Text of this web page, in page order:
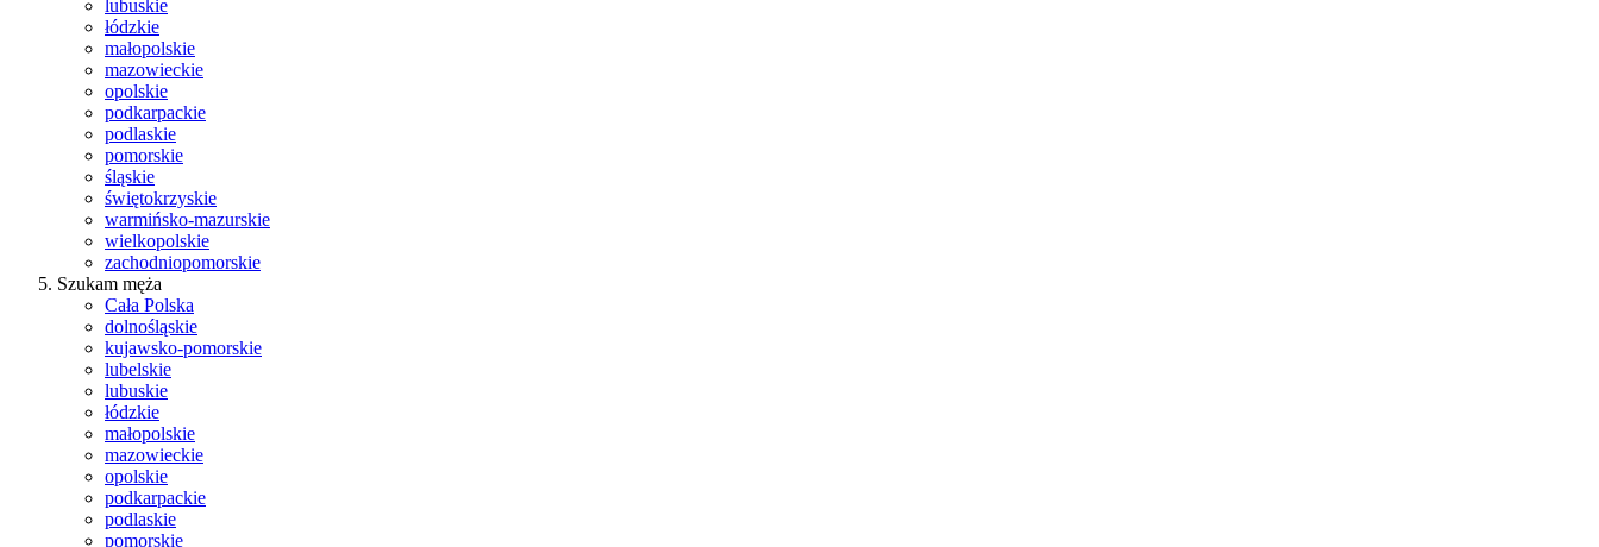
lubuskie
łódzkie
małopolskie
mazowieckie
opolskie
podkarpackie
podlaskie
pomorskie
śląskie
świętokrzyskie
warmińsko-mazurskie
wielkopolskie
zachodniopomorskie
Szukam męża
Cała Polska
dolnośląskie
kujawsko-pomorskie
lubelskie
lubuskie
łódzkie
małopolskie
mazowieckie
opolskie
podkarpackie
podlaskie
pomorskie